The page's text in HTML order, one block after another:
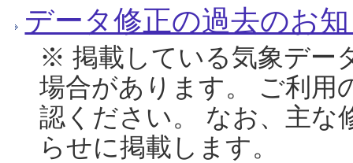
データ修正の過去のお
※ 掲載している気象デー
場合があります。 ご利用
認ください。 なお、主な
らせに掲載します。